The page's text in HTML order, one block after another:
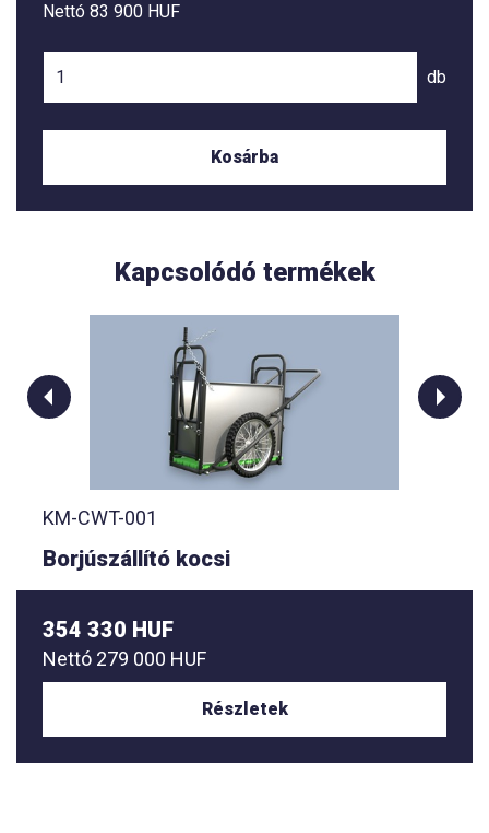
Nettó 83 900 HUF
db
Kosárba
Kapcsolódó termékek
KM-CWT-001
Borjúszállító kocsi
354 330 HUF
Nettó 279 000 HUF
Részletek